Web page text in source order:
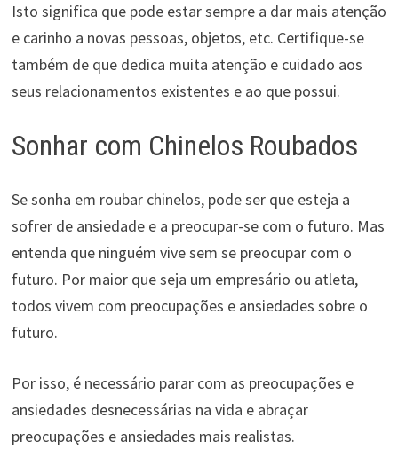
Isto significa que pode estar sempre a dar mais atenção
e carinho a novas pessoas, objetos, etc. Certifique-se
também de que dedica muita atenção e cuidado aos
seus relacionamentos existentes e ao que possui.
Sonhar com Chinelos Roubados
Se sonha em roubar chinelos, pode ser que esteja a
sofrer de ansiedade e a preocupar-se com o futuro. Mas
entenda que ninguém vive sem se preocupar com o
futuro. Por maior que seja um empresário ou atleta,
todos vivem com preocupações e ansiedades sobre o
futuro.
Por isso, é necessário parar com as preocupações e
ansiedades desnecessárias na vida e abraçar
preocupações e ansiedades mais realistas.